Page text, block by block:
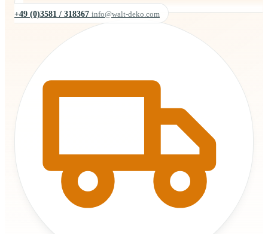
+49 (0)3581 / 318367 info@walt-deko.com